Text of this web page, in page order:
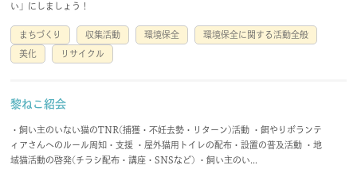
い」にしましょう！
まちづくり 収集活動 環境保全 環境保全に関する活動全般
美化 リサイクル
黎ねこ紹会
・飼い主のいない猫のTNR(捕獲・不妊去勢・リターン)活動 ・餌やりボランテ
ィアさんへのルール周知・支援 ・屋外猫用トイレの配布・設置の普及活動 ・地
域猫活動の啓発(チラシ配布・講座・SNSなど) ・飼い主のい...